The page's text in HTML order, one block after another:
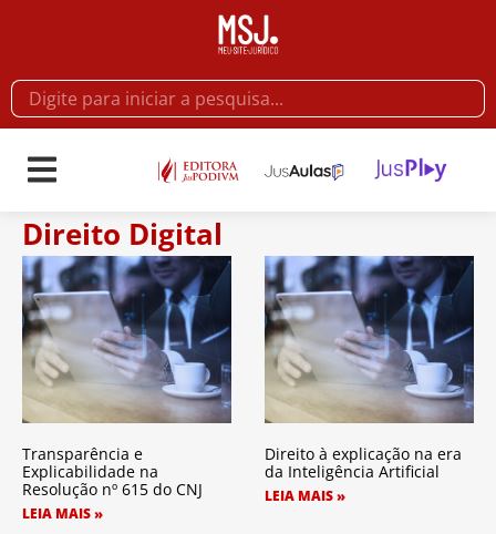
Direito Digital
Transparência e
Explicabilidade na
Resolução nº 615 do CNJ
LEIA MAIS »
Direito à explicação na era
da Inteligência Artificial
LEIA MAIS »